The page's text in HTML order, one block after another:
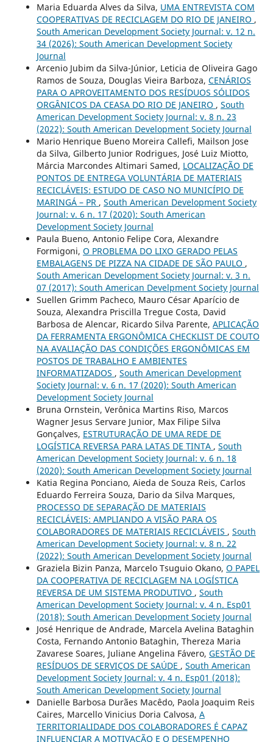
Maria Eduarda Alves da Silva, UMA ENTREVISTA COM
COOPERATIVAS DE RECICLAGEM DO RIO DE JANEIRO ,
South American Development Society Journal: v. 12 n.
34 (2026): South American Development Society
Journal
Arcenio Jubim da Silva-Júnior, Leticia de Oliveira Gago
Ramos de Souza, Douglas Vieira Barboza, CENÁRIOS
PARA O APROVEITAMENTO DOS RESÍDUOS SÓLIDOS
ORGÂNICOS DA CEASA DO RIO DE JANEIRO , South
American Development Society Journal: v. 8 n. 23
(2022): South American Development Society Journal
Mario Henrique Bueno Moreira Callefi, Mailson Jose
da Silva, Gilberto Junior Rodrigues, José Luiz Miotto,
Márcia Marcondes Altimari Samed, LOCALIZAÇÃO DE
PONTOS DE ENTREGA VOLUNTÁRIA DE MATERIAIS
RECICLÁVEIS: ESTUDO DE CASO NO MUNICÍPIO DE
MARINGÁ – PR , South American Development Society
Journal: v. 6 n. 17 (2020): South American
Development Society Journal
Paula Bueno, Antonio Felipe Cora, Alexandre
Formigoni, O PROBLEMA DO LIXO GERADO PELAS
EMBALAGENS DE PIZZA NA CIDADE DE SÃO PAULO ,
South American Development Society Journal: v. 3 n.
07 (2017): South American Develpment Society Journal
Suellen Grimm Pacheco, Mauro César Aparício de
Souza, Alexandra Priscilla Tregue Costa, David
Barbosa de Alencar, Ricardo Silva Parente, APLICAÇÃO
DA FERRAMENTA ERGONÔMICA CHECKLIST DE COUTO
NA AVALIAÇÃO DAS CONDIÇÕES ERGONÔMICAS EM
POSTOS DE TRABALHO E AMBIENTES
INFORMATIZADOS , South American Development
Society Journal: v. 6 n. 17 (2020): South American
Development Society Journal
Bruna Ornstein, Verônica Martins Riso, Marcos
Wagner Jesus Servare Junior, Max Filipe Silva
Gonçalves, ESTRUTURAÇÃO DE UMA REDE DE
LOGÍSTICA REVERSA PARA LATAS DE TINTA , South
American Development Society Journal: v. 6 n. 18
(2020): South American Development Society Journal
Katia Regina Ponciano, Aieda de Souza Reis, Carlos
Eduardo Ferreira Souza, Dario da Silva Marques,
PROCESSO DE SEPARAÇÃO DE MATERIAIS
RECICLÁVEIS: AMPLIANDO A VISÃO PARA OS
COLABORADORES DE MATERIAIS RECICLÁVEIS , South
American Development Society Journal: v. 8 n. 22
(2022): South American Development Society Journal
Graziela Bizin Panza, Marcelo Tsuguio Okano, O PAPEL
DA COOPERATIVA DE RECICLAGEM NA LOGÍSTICA
REVERSA DE UM SISTEMA PRODUTIVO , South
American Development Society Journal: v. 4 n. Esp01
(2018): South American Development Society Journal
José Henrique de Andrade, Marcela Avelina Bataghin
Costa, Fernando Antonio Bataghin, Thereza Maria
Zavarese Soares, Juliane Angelina Fávero, GESTÃO DE
RESÍDUOS DE SERVIÇOS DE SAÚDE , South American
Development Society Journal: v. 4 n. Esp01 (2018):
South American Development Society Journal
Danielle Barbosa Durães Macêdo, Paola Joaquim Reis
Caires, Marcello Vinicius Doria Calvosa, A
TERRITORIALIDADE DOS COLABORADORES É CAPAZ
INFLUENCIAR A MOTIVAÇÃO E O DESEMPENHO